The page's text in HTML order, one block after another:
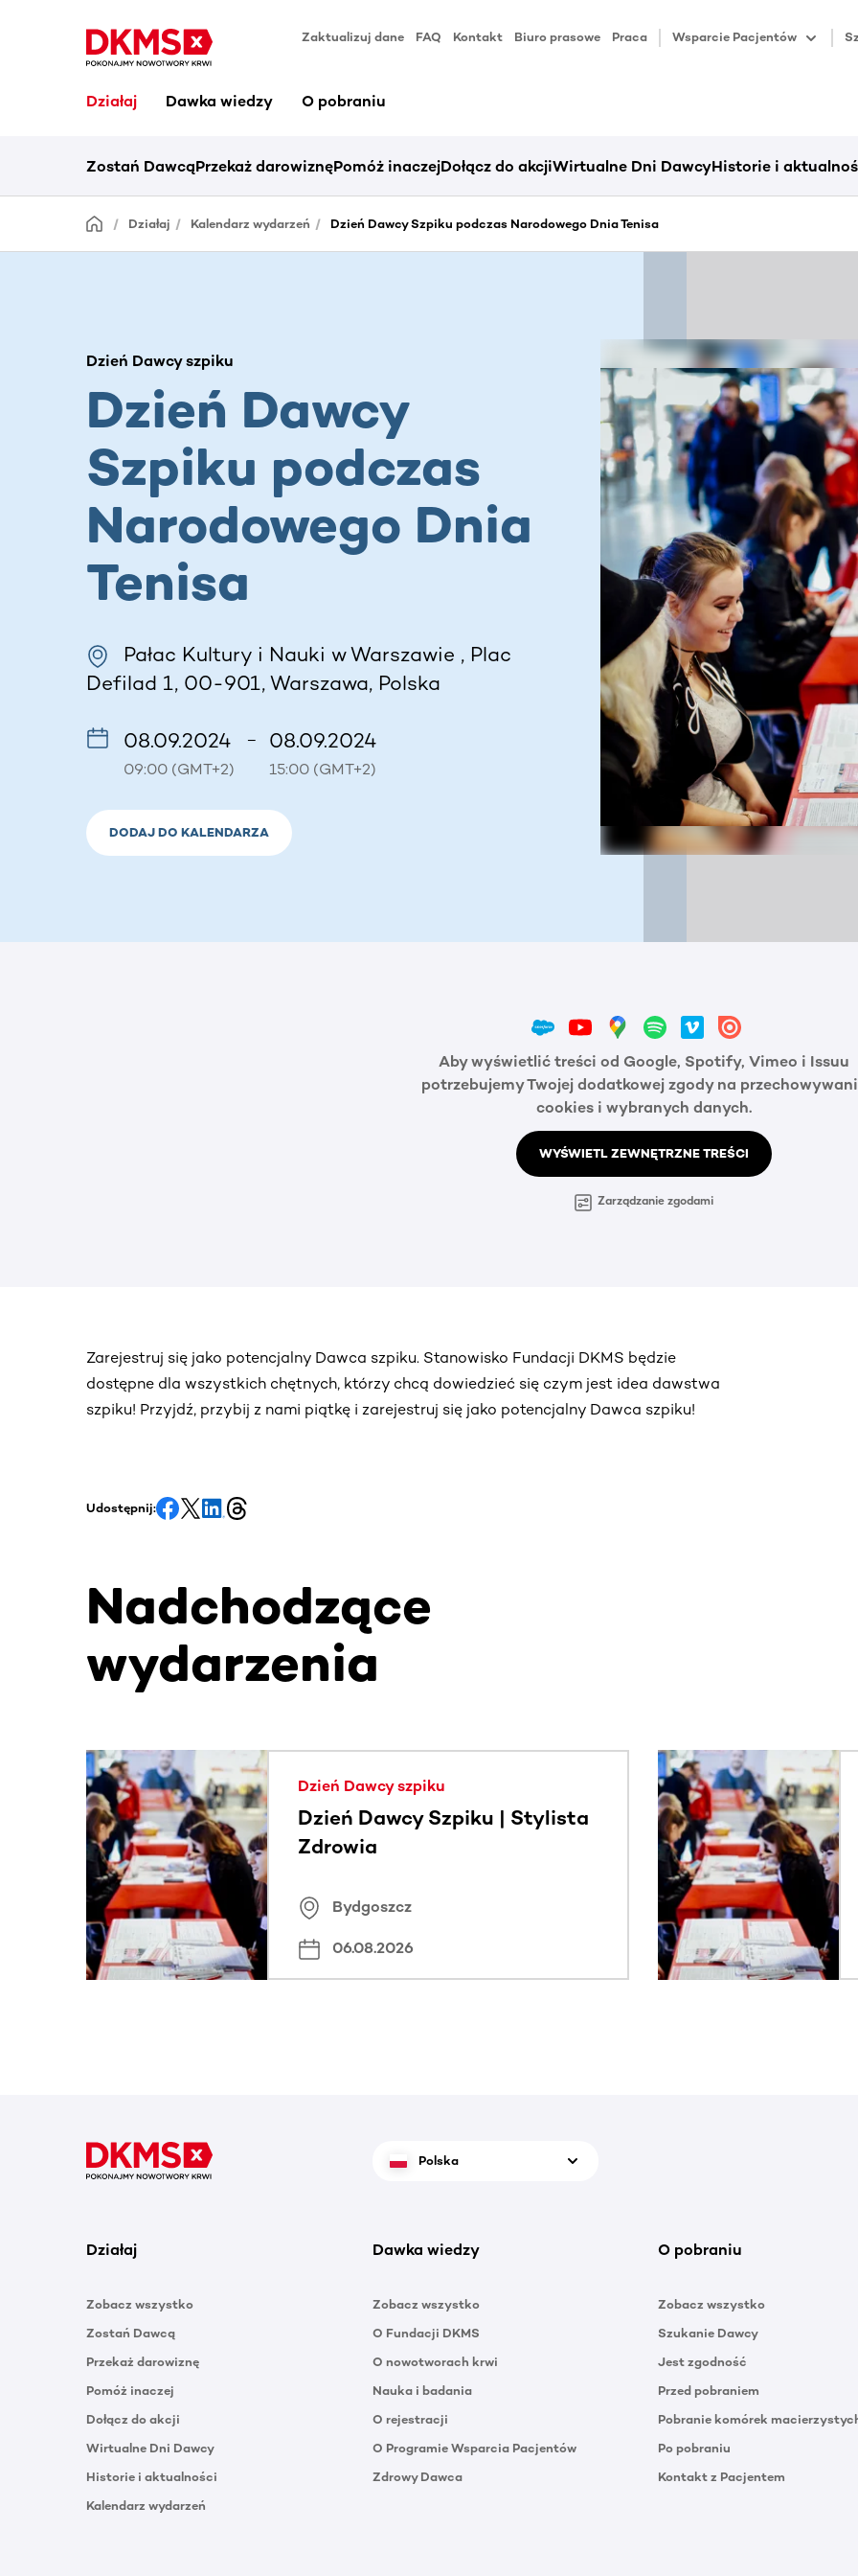
Zaktualizuj dane FAQ Kontakt Biuro prasowe Praca Wsparcie Pacjentów
Działaj Dawka wiedzy O pobraniu
Zostań DawcąPrzekaż darowiznęPomóż inaczejDołącz do akcjiWirtualne Dni DawcyHistorie i
Działaj Kalendarz wydarzeń Dzień Dawcy Szpiku podczas Narodowego Dnia Tenisa
Dzień Dawcy szpiku
Dzień Dawcy
Szpiku podczas
Narodowego Dnia
Tenisa
Pałac Kultury i Nauki w Warszawie , Plac
Defilad 1, 00-901, Warszawa, Polska
08.09.2024
09:00 (GMT+2)
– 08.09.2024
15:00 (GMT+2)
DODAJ DO KALENDARZA
Aby wyświetlić treści od Google, Spotify, Vimeo i Issuu
potrzebujemy Twojej dodatkowej zgody na
cookies i wybranych danych.
WYŚWIETL ZEWNĘTRZNE TREŚCI
Zarządzanie zgodami
Zarejestruj się jako potencjalny Dawca szpiku. Stanowisko Fundacji DKMS będzie
dostępne dla wszystkich chętnych, którzy chcą dowiedzieć się czym jest idea dawstwa
szpiku! Przyjdź, przybij z nami piątkę i zarejestruj się jako potencjalny Dawca szpiku!
Udostępnij:
Nadchodzące
wydarzenia
Ta sekcja zawiera treści przewijane w poziomie. Użyj klawisza Tab lub przesuń palcem, aby zobaczyć
Dzień Dawcy szpiku
Dzień Dawcy Szpiku | Stylista
Zdrowia
Bydgoszcz
06.08.2026
Polska
Działaj
Zobacz wszystko
Zostań Dawcą
Przekaż darowiznę
Pomóż inaczej
Dołącz do akcji
Wirtualne Dni Dawcy
Historie i aktualności
Kalendarz wydarzeń
Dawka wiedzy
Zobacz wszystko
O Fundacji DKMS
O nowotworach krwi
Nauka i badania
O rejestracji
O Programie Wsparcia Pacjentów
Zdrowy Dawca
O pobraniu
Zobacz wszystko
Szukanie Dawcy
Jest zgodność
Przed pobraniem
Pobranie komórek
Po pobraniu
Kontakt z Pacjentem